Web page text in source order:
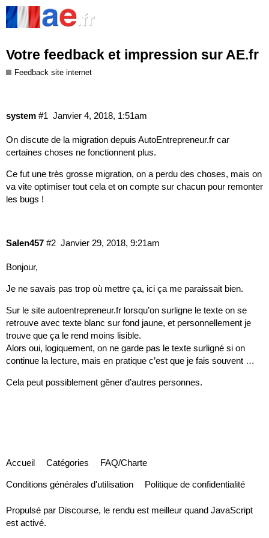
Votre feedback et impression sur AE.fr
Feedback site internet
system Janvier 4, 2018, 1:51am
#1
On discute de la migration depuis AutoEntrepreneur.fr car
certaines choses ne fonctionnent plus.
Ce fut une très grosse migration, on a perdu des choses, mais on
va vite optimiser tout cela et on compte sur chacun pour remonter
les bugs !
Salen457 Janvier 29, 2018, 9:21am
#2
Bonjour,
Je ne savais pas trop où mettre ça, ici ça me paraissait bien.
Sur le site autoentrepreneur.fr lorsqu’on surligne le texte on se
retrouve avec texte blanc sur fond jaune, et personnellement je
trouve que ça le rend moins lisible.
Alors oui, logiquement, on ne garde pas le texte surligné si on
continue la lecture, mais en pratique c’est que je fais souvent …
Cela peut possiblement gêner d’autres personnes.
Accueil Catégories FAQ/Charte
Conditions générales d'utilisation Politique de confidentialité
Propulsé par Discourse, le rendu est meilleur quand JavaScript
est activé.